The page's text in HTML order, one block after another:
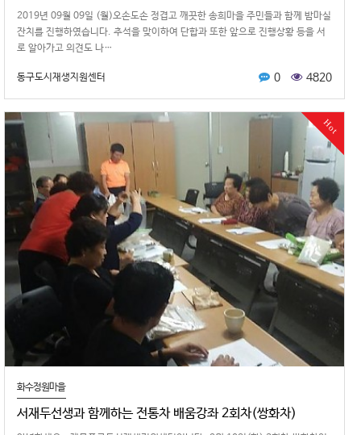
2019년 09월 09일 (월)오손도손 정겹고 깨끗한 송희마을 주민들과 함께 밤마실
잔치를 진행하였습니다. 추석을 맞이하여 단합과 또한 앞으로 진행상황 등을 서
로 알아가고 의견도 나…
동구도시재생지원센터 0 4820
Hot
화수정원마을
서재두선생과 함께하는 전통차 배움강좌 2회차(쌍화차)